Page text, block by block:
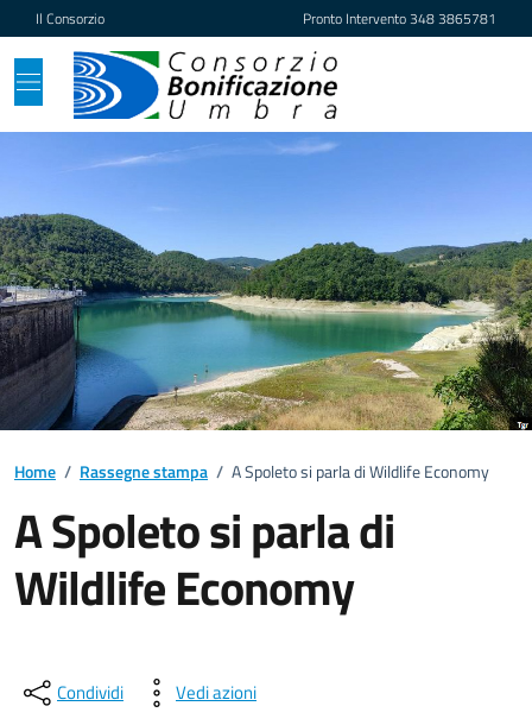
Vai ai contenuti
Vai al footer
Il Consorzio Pronto Intervento348 3865781
Home / Rassegne stampa / A Spoleto si parla di Wildlife Economy
A Spoleto si parla di
Wildlife Economy
Condividi Vedi azioni